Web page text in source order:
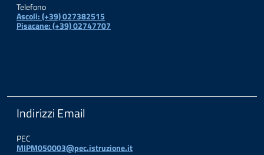
Telefono
Ascoli: (+39) 027382515
Pisacane: (+39) 02747707
Indirizzi Email
PEC
MIPM050003@pec.istruzione.it